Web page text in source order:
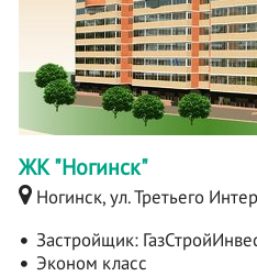
ЖК "Ногинск"
Ногинск, ул. Третьего
Застройщик:
Эконом класс